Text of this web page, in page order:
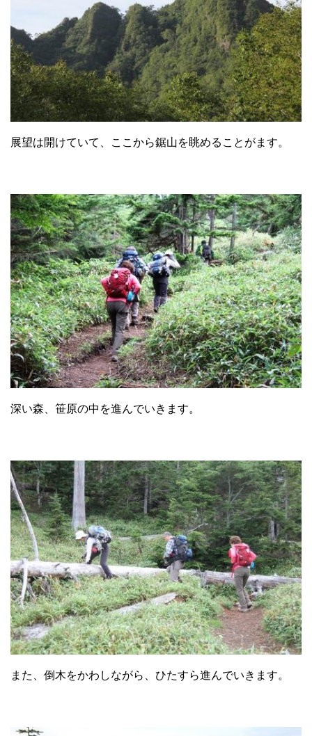
展望は開けていて、ここから鋸山を眺めることがます。
深い森、笹原の中を進んでいきます。
また、倒木をかわしながら、ひたすら進んでいきます。